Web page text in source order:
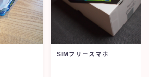
SIMフリースマホ